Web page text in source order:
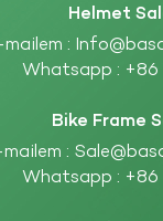
Helmet
:
Whatsapp : +86
Bike Frame
:
Whatsapp : +86